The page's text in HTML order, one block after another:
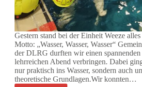
Gestern stand bei der Einheit Weeze
Motto: „Wasser, Wasser, Wasser“
der DLRG durften wir einen spannenden
lehrreichen Abend verbringen. Dabei
nur praktisch ins Wasser, sondern auch
theoretische Grundlagen.Wir konnten…